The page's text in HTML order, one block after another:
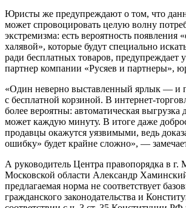
Юристы же предупреждают о том, что
может спровоцировать целую волну
экстремизма: есть вероятность появления
халявой», которые будут специально
ради бесплатных товаров, предупреждает
партнер компании «Русяев и партнеры»,
«Один неверно выставленный ярлык — и
с бесплатной корзиной. В интернет-
более вероятны: автоматическая выгрузка
может каждую минуту. В итоге даже
продавцы окажутся уязвимыми, ведь
ошибку» будет крайне сложно», —
А руководитель Центра правопорядка в г.
Московской области Александр
предлагаемая норма не соответствует
гражданского законодательства и